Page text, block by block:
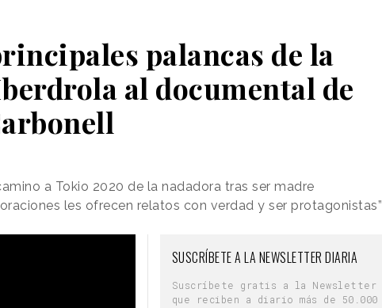
palancas de la
al documental de
a Tokio 2020 de la nadadora tras ser madre
les ofrecen relatos con verdad y ser protagonistas”
SUSCRÍBETE A LA NEWSLETTER DIARIA
Suscríbete gratis a la Newsletter
que reciben a diario más de 50.000